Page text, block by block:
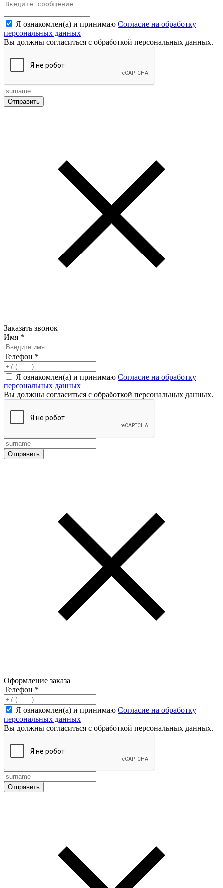
Я ознакомлен(а) и принимаю Согласие на обработку
персональных данных
Вы должны согласиться с обработкой персональных данных.
Заказать звонок
Имя *
Телефон *
Я ознакомлен(а) и принимаю Согласие на обработку
персональных данных
Вы должны согласиться с обработкой персональных данных.
Оформление заказа
Телефон *
Я ознакомлен(а) и принимаю Согласие на обработку
персональных данных
Вы должны согласиться с обработкой персональных данных.